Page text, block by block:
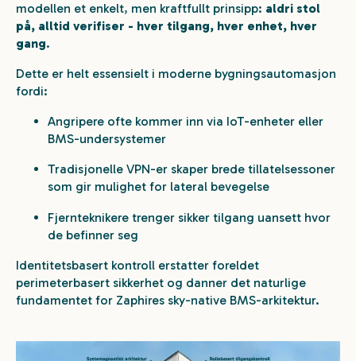
modellen et enkelt, men kraftfullt prinsipp: aldri stol
på, alltid verifiser - hver tilgang, hver enhet, hver
gang.
Dette er helt essensielt i moderne bygningsautomasjon
fordi:
Angripere ofte kommer inn via IoT-enheter eller
BMS-undersystemer
Tradisjonelle VPN-er skaper brede tillatelsessoner
som gir mulighet for lateral bevegelse
Fjernteknikere trenger sikker tilgang uansett hvor
de befinner seg
Identitetsbasert kontroll erstatter foreldet
perimeterbasert sikkerhet og danner det naturlige
fundamentet for Zaphires sky-native BMS-arkitektur.